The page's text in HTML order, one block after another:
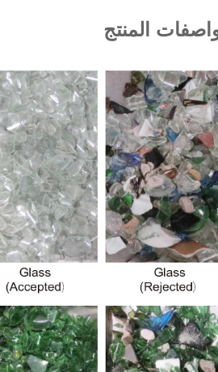
المنتج